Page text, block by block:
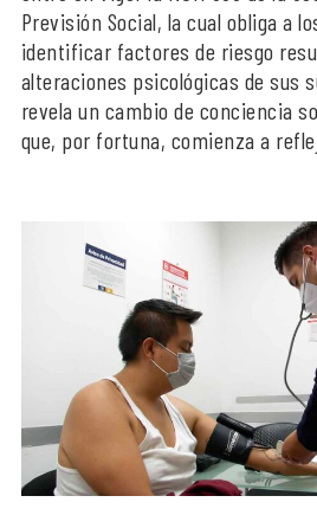
Previsión Social, la cual obliga a
identificar factores de riesgo
alteraciones psicológicas de sus
revela un cambio de conciencia
que, por fortuna, comienza a